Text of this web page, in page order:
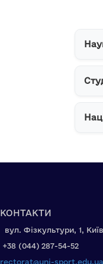
КОНТАКТИ
вул. Фізкультури, 1,
+38 (044) 287-54-52
rectorat@uni-sport.edu.ua